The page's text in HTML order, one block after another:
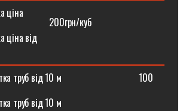
ціна
куб
ціна від
труб від 10 м⠀⠀⠀⠀⠀⠀⠀⠀⠀⠀⠀100
труб від 10 м